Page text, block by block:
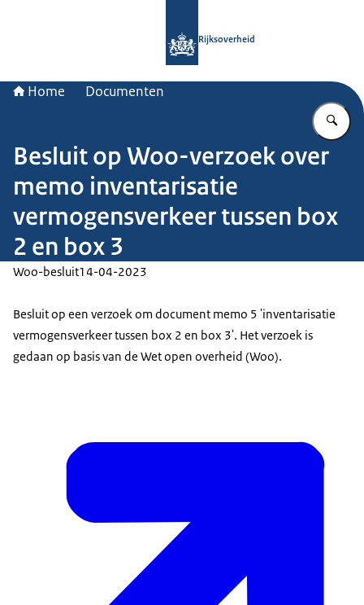
Rijksoverheid
Home Documenten
Besluit op Woo-verzoek over
memo inventarisatie
vermogensverkeer tussen box
2 en box 3
Woo-besluit14-04-2023
Besluit op een verzoek om document memo 5 'inventarisatie
vermogensverkeer tussen box 2 en box 3'. Het verzoek is
gedaan op basis van de Wet open overheid (Woo).